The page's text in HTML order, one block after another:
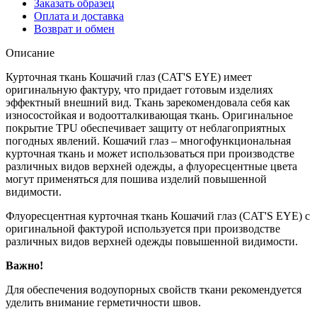
Заказать образец
Оплата и доставка
Возврат и обмен
Описание
Курточная ткань Кошачий глаз (CAT'S EYE) имеет
оригинальную фактуру, что придает готовым изделиях
эффектный внешний вид. Ткань зарекомендовала себя как
износостойкая и водоотталкивающая ткань. Оригинальное
покрытие TPU обеспечивает защиту от неблагоприятных
погодных явлений. Кошачий глаз – многофункциональная
курточная ткань и может использоваться при производстве
различных видов верхней одежды, а флуоресцентные цвета
могут применяться для пошива изделий повышенной
видимости.
Флуоресцентная курточная ткань Кошачий глаз (CAT'S EYE) с
оригинальной фактурой используется при производстве
различных видов верхней одежды повышенной видимости.
Важно!
Для обеспечения водоупорных свойств ткани рекомендуется
уделить внимание герметичности швов.